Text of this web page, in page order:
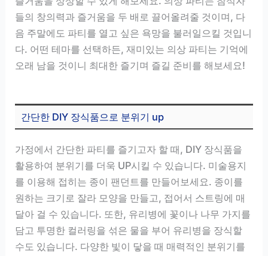
들의 창의력과 즐거움을 두 배로 끌어올려줄 것이며, 다
음 주말에도 파티를 열고 싶은 욕망을 불러일으킬 것입니
다. 어떤 테마를 선택하든, 재미있는 의상 파티는 기억에
오래 남을 것이니 최대한 즐기며 즐길 준비를 해보세요!
간단한 DIY 장식품으로 분위기 up
가정에서 간단한 파티를 즐기고자 할 때, DIY 장식품을
활용하여 분위기를 더욱 UP시킬 수 있습니다. 미술용지
를 이용해 접히는 종이 팬던트를 만들어보세요. 종이를
원하는 크기로 잘라 모양을 만들고, 접어서 스트링에 매
달아 걸 수 있습니다. 또한, 유리병에 꽃이나 나무 가지를
담고 투명한 컬러링을 섞은 물을 부어 유리병을 장식할
수도 있습니다. 다양한 빛이 닿을 때 매력적인 분위기를